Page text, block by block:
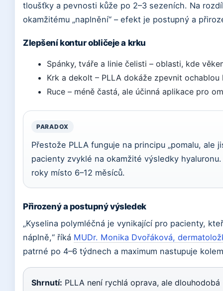
tloušťky a pevnosti kůže po 2–3 sezeních. Na
okamžitému „naplnění“ – efekt je postupný a
Zlepšení kontur obličeje a krku
Spánky, tváře a linie čelisti – oblasti, kde
Krk a dekolt – PLLA dokáže zpevnit
Ruce – méně častá, ale účinná aplikace pro
PARADOX
Přestože PLLA funguje na principu „pomalu, ale
pacienty zvyklé na okamžité výsledky
roky místo 6–12 měsíců.
Přirozený a postupný výsledek
„Kyselina polymléčná je vynikající pro pacienty,
náplně,“ říká MUDr. Monika Dvořáková,
patrné po 4–6 týdnech a maximum nastupuje
Shrnutí: PLLA není rychlá oprava, ale